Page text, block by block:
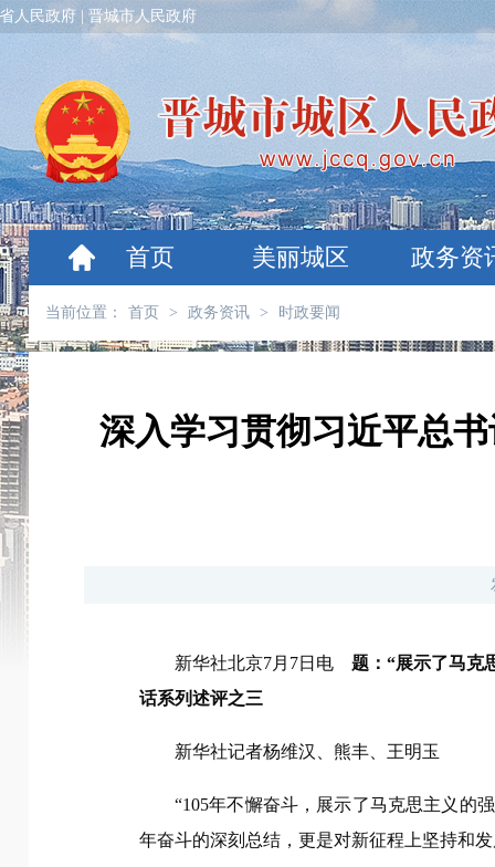
人民政府 晋城市人民政府
首页 美丽城区 政务资
当前位置： 首页 > 政务资讯 > 时政要闻
深入学习贯彻习近平总
新华社北京7月7日电 题：“展示了马克
话系列述评之三
新华社记者杨维汉、熊丰、王明玉
“105年不懈奋斗，展示了马克思主义的
年奋斗的深刻总结，更是对新征程上坚持和